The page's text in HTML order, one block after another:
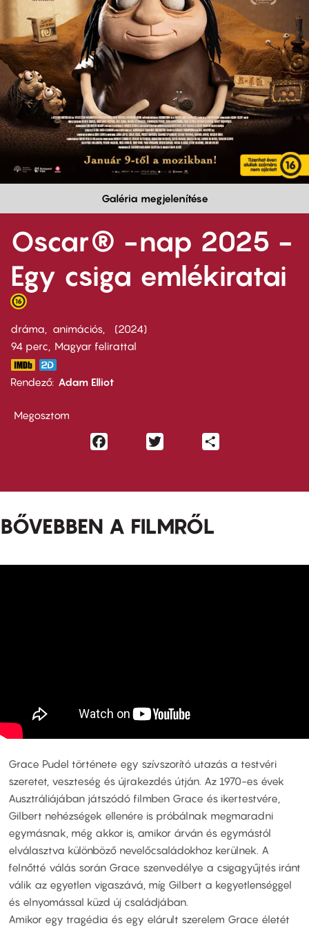
Galéria megjelenítése
Oscar® -nap 2025 -
Egy csiga emlékiratai
dráma animációs
2024
94 perc,
Magyar felirattal
Rendező Adam Elliot
Megosztom
Facebook
BŐVEBBEN A FILMRŐL
Grace Pudel története egy szívszorító utazás a testvéri
szeretet, veszteség és újrakezdés útján. Az 1970-es évek
Ausztráliájában játszódó filmben Grace és ikertestvére,
Gilbert nehézségek ellenére is próbálnak megmaradni
egymásnak, még akkor is, amikor árván és egymástól
elválasztva különböző nevelőcsaládokhoz kerülnek. A
felnőtté válás során Grace szenvedélye a csigagyűjtés iránt
válik az egyetlen vigaszává, míg Gilbert a kegyetlenséggel
és elnyomással küzd új családjában.
Amikor egy tragédia és egy elárult szerelem Grace életét